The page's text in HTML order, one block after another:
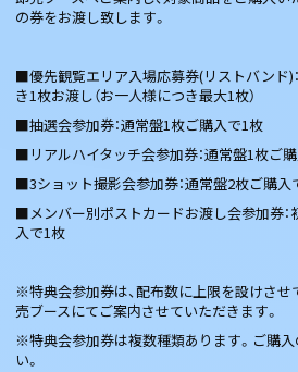
の券をお渡し致します。
■優先観覧エリア入場応募券(リストバンド)
き1枚お渡し（お一人様につき最大1枚）
■抽選会参加券：通常盤1枚ご購入で1枚
■リアルハイタッチ会参加券：通常盤1枚ご
■3ショット撮影会参加券：通常盤2枚ご購入
■メンバー別ポストカードお渡し会参加券：
入で1枚
※特典会参加券は、配布数に上限を設けさせ
売ブースにてご案内させていただきます。
※特典会参加券は複数種類あります。ご購
い。